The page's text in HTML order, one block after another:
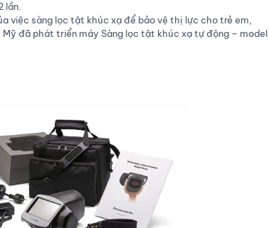
lần.
việc sàng lọc tật khúc xạ để bảo vệ thị lực cho trẻ em,
đã phát triển máy Sàng lọc tật khúc xạ tự động – model